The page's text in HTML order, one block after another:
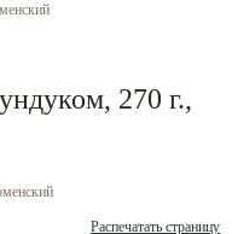
270 г.,
Распечатать страницу